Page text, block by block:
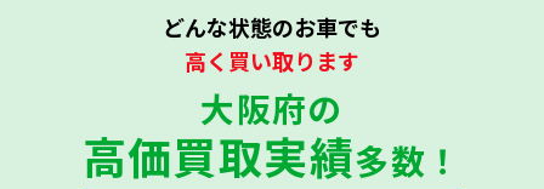
どんな状態のお車でも
高く買い取ります
大阪府の
高価買取実績多数！